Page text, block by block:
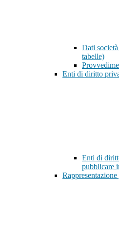
Dati
tabelle)
Enti di diritto
Enti di
pubblicare